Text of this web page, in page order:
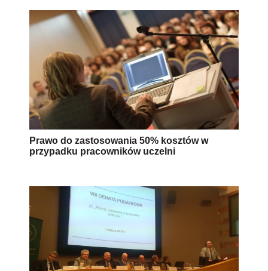
Prawo do zastosowania 50% kosztów w
przypadku pracowników uczelni